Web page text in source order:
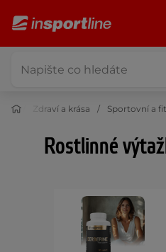
Zdraví a krása Sportovní a
Rostlinné